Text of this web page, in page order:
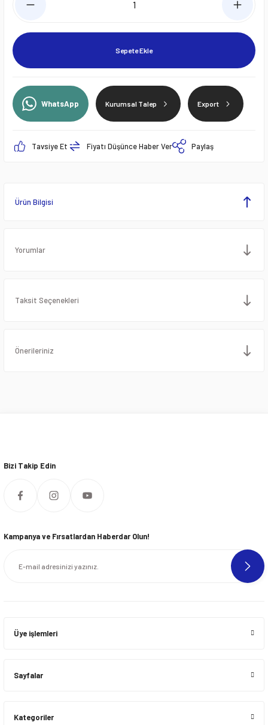
Sepete Ekle
WhatsApp Kurumsal Talep Export
Tavsiye Et Fiyatı Düşünce Haber Ver Paylaş
Ürün Bilgisi
Yorumlar
Taksit Seçenekleri
Önerileriniz
Bizi Takip Edin
Kampanya ve Fırsatlardan Haberdar Olun!
Üye işlemleri
Sayfalar
Kategoriler